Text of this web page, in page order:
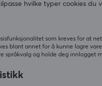
hvilke typer cookies du
som kreves for at
blant annet for å kunne lagre
språkvalg og holde deg innlogget